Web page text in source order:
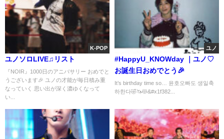
K-POP
ユノソロLIVE♫リスト
『NOIR』1000日のアニバサリー おめでと
うございます🎉 ユノの才能が毎日積み重
なっていく 思い出が深く濃ゆくなって
い...
ユノ
#HappyU_KNOWday ｜ユノ♡
お誕生日おめでとう🎉
It’s birthday time so… 윤호오빠도 생일축
하한다🤣🦄😻&#x1f382...